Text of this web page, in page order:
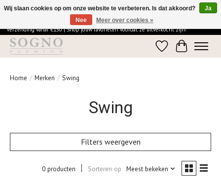
Ontdek de elegantie van SOGNO Fashion | Vandaag besteld = morgen in huis | Gratis
verzending vanaf €150 | Shop jouw favorieten voordat ze uitverkocht zijn!
Verlanglijst
Home / Merken / Swing
Swing
Filters weergeven
0 producten Sorteren op Meest bekeken
Wij slaan cookies op om onze website te verbeteren. Is dat akkoord?
Ja
Nee
Meer over cookies »